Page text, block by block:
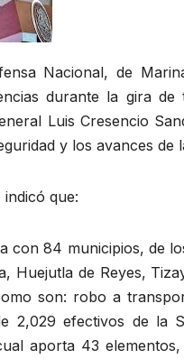
Nacional, de
durante la gira
Luis Cresencio
y los avances de
que:
con 84 municipios, de
Huejutla de Reyes,
son: robo a
2,029 efectivos de la
aporta 43